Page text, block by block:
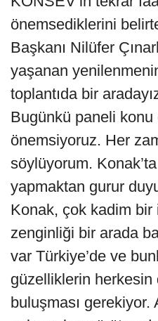
önemsediklerini
Başkanı Nilüfer
yaşanan
toplantıda bir
Bugünkü paneli konu
önemsiyoruz. Her
söylüyorum.
yapmaktan gurur
Konak, çok kadim bir
zenginliği bir arada
var Türkiye’de ve
güzelliklerin
buluşması gerekiyor.